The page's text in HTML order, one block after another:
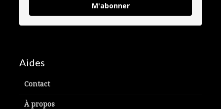
M'abonner
Aides
Contact
À propos